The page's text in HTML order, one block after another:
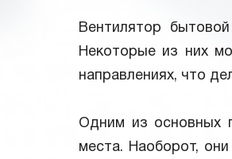
Вентилятор
Некоторые из них
направлениях, что
Одним из основных
места. Наоборот,